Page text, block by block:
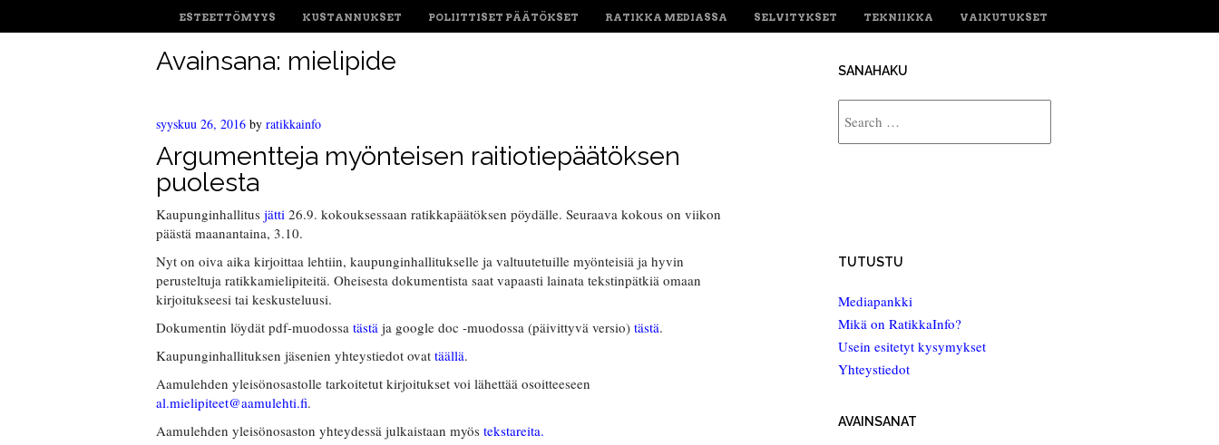
ESTEETTÖMYYS KUSTANNUKSET POLIITTISET PÄÄTÖKSET RATIKKA MEDIASSA SELVITYKSET TEKNIIKKA VAIKUTUKSET
Avainsana: mielipide
syyskuu 26, 2016 by ratikkainfo
Argumentteja myönteisen raitiotiepäätöksen
puolesta
Kaupunginhallitus jätti 26.9. kokouksessaan ratikkapäätöksen pöydälle. Seuraava kokous on viikon
päästä maanantaina, 3.10.
Nyt on oiva aika kirjoittaa lehtiin, kaupunginhallitukselle ja valtuutetuille myönteisiä ja hyvin
perusteltuja ratikkamielipiteitä. Oheisesta dokumentista saat vapaasti lainata tekstinpätkiä omaan
kirjoitukseesi tai keskusteluusi.
Dokumentin löydät pdf-muodossa tästä ja google doc -muodossa (päivittyvä versio) tästä.
Kaupunginhallituksen jäsenien yhteystiedot ovat täällä.
Aamulehden yleisönosastolle tarkoitetut kirjoitukset voi lähettää osoitteeseen
al.mielipiteet@aamulehti.fi.
Aamulehden yleisönosaston yhteydessä julkaistaan myös tekstareita.
SANAHAKU
TUTUSTU
Mediapankki
Mikä on RatikkaInfo?
Usein esitetyt kysymykset
Yhteystiedot
AVAINSANAT